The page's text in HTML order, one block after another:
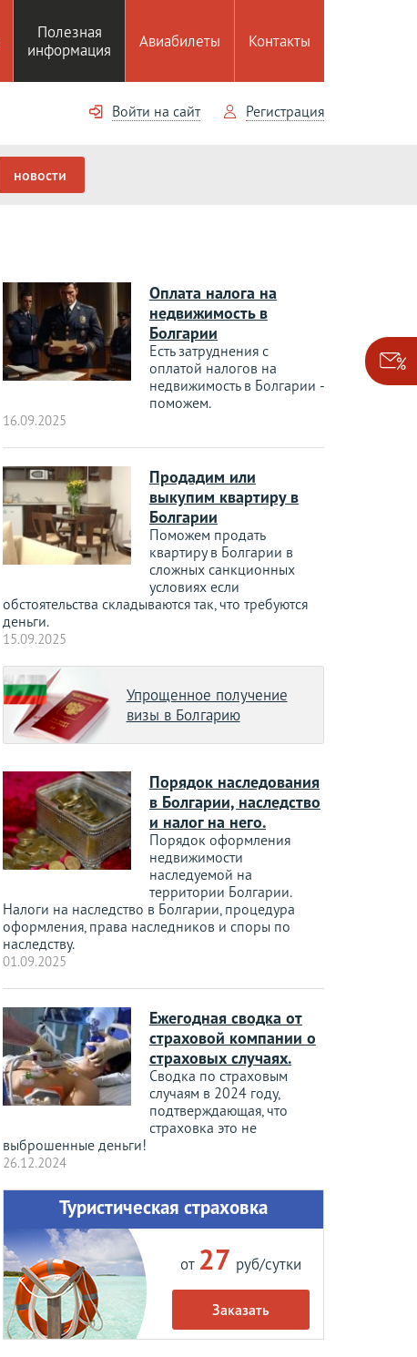
Полезная
информация
Авиабилеты Контакты
Войти на сайт Регистрация
новости
Оплата налога на
недвижимость в
Болгарии
Есть затруднения с
оплатой налогов на
недвижимость в Болгарии -
поможем.
16.09.2025
Продадим или
выкупим квартиру в
Болгарии
Поможем продать
квартиру в Болгарии в
сложных санкционных
условиях если
обстоятельства складываются так, что требуются
деньги.
15.09.2025
Упрощенное получение
визы в Болгарию
Порядок наследования
в Болгарии, наследство
и налог на него.
Порядок оформления
недвижимости
наследуемой на
территории Болгарии.
Налоги на наследство в Болгарии, процедура
оформления, права наследников и споры по
наследству.
01.09.2025
Ежегодная сводка от
страховой компании о
страховых случаях.
Сводка по страховым
случаям в 2024 году,
подтверждающая, что
страховка это не
выброшенные деньги!
26.12.2024
Туристическая страховка
от 27 руб/сутки
Заказать